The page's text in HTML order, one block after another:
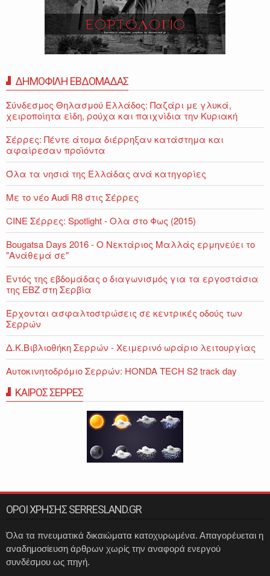
ΔΗΜΟΦΙΛΗ ΕΒΔΟΜΑΔΑΣ
Σύνδεσμος Θηλασμού Ελλάδος: Παζάρι με γλυκά,
χειροποίητα είδη, ρούχα και παιχνίδια την Κυριακή
Σέρρες: Πέντε άτομα διέρρηξαν κατάστημα και
αφαίρεσαν προϊόντα
Όλα τα νησιά της Ελλάδας ανά κατηγορίες
Με το νέο Audi R8 στις Σέρρες
CINE Σέρρες: Spotlight - Ολα στο Φως (2015)
Bougatsa Days 2016 - Ο Νεκτάριος Μαλλάς ερμηνεύει το
"Ανάθεμά σε"
Εντός της εβδομάδας ο διαγωνισμός για τα εργοστάσια
της ΕΒΖ στη Σερβία
Έρχονται ασφαλτοστρώσεις σε κεντρικές οδούς των
Σερρών
Δ.Κ.Βιβλιοθήκη Σερρών - Χειμερινό ωράριο λειτουργίας
Αυτοκινητοδρόμιο Σερρών: HONDA TECH S2 track day
ΚΑΙΡΟΣ ΣΕΡΡΕΣ
ΟΡΟΙ ΧΡΗΣΗΣ SERRESLAND.GR
Όλα τα πνευματικά δικαιώματα κατοχυρωμένα. Απαγορέυεται η
αναδημοσίευση άρθρων χωρίς την αναφορά ενεργού
συνδέσμου ως πηγή.